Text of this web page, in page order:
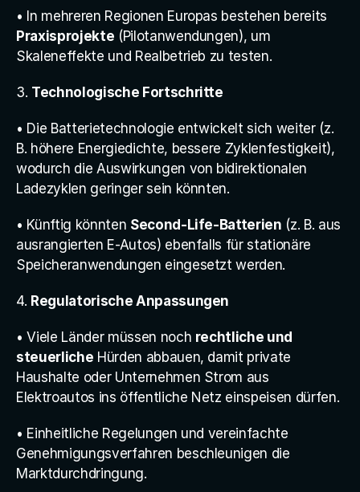
Praxisprojekte (Pilotanwendungen), um
Skaleneffekte und Realbetrieb zu testen.
3. Technologische Fortschritte
• Die Batterietechnologie entwickelt sich weiter (z.
B. höhere Energiedichte, bessere Zyklenfestigkeit),
wodurch die Auswirkungen von bidirektionalen
Ladezyklen geringer sein könnten.
• Künftig könnten Second-Life-Batterien (z. B. aus
ausrangierten E-Autos) ebenfalls für stationäre
Speicheranwendungen eingesetzt werden.
4. Regulatorische Anpassungen
• Viele Länder müssen noch rechtliche und
steuerliche Hürden abbauen, damit private
Haushalte oder Unternehmen Strom aus
Elektroautos ins öffentliche Netz einspeisen dürfen.
• Einheitliche Regelungen und vereinfachte
Genehmigungsverfahren beschleunigen die
Marktdurchdringung.